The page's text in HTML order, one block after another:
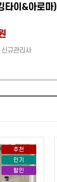
타이&아로마)
규관리사
추천
인기
할인